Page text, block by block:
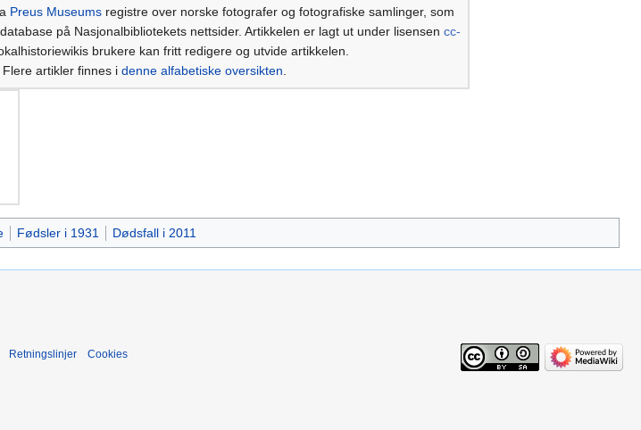
Preus Museums registre over norske fotografer og fotografiske samlinger, som
på Nasjonalbibliotekets nettsider. Artikkelen er lagt ut under lisensen cc-
brukere kan fritt redigere og utvide artikkelen.
Flere artikler finnes i denne alfabetiske oversikten
Fødsler i 1931 Dødsfall i 2011
Retningslinjer Cookies